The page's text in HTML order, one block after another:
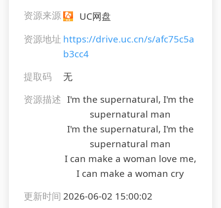
资源来源
UC网盘
资源地址 https://drive.uc.cn/s/afc75c5a
b3cc4
提取码
无
资源描述 I'm the supernatural, I'm the
supernatural man
I'm the supernatural, I'm the
supernatural man
I can make a woman love me,
I can make a woman cry
更新时间 2026-06-02 15:00:02